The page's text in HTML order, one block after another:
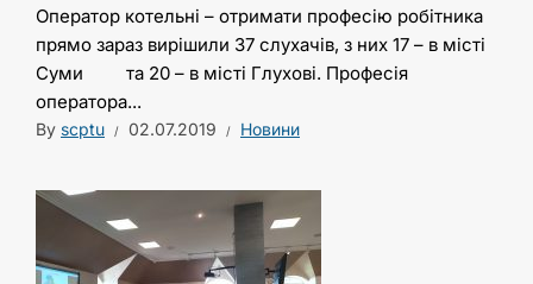
Оператор котельні – отримати професію робітника
прямо зараз вирішили 37 слухачів, з них 17 – в місті
Суми та 20 – в місті Глухові. Професія
оператора...
By scptu 02.07.2019 Новини